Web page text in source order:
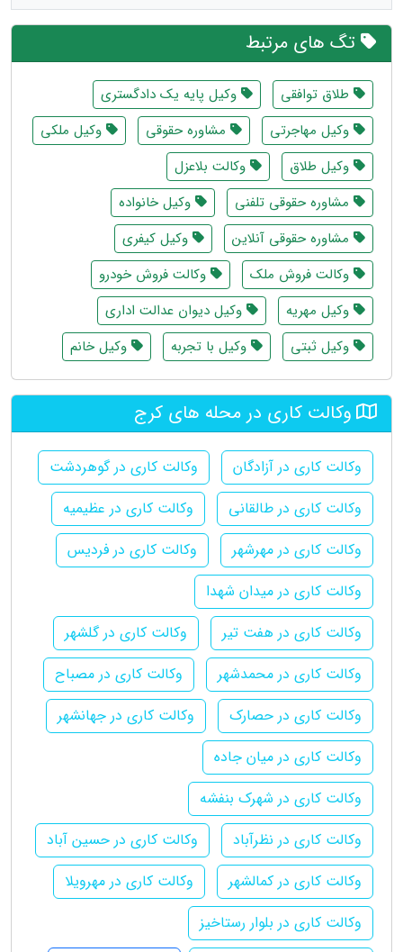
تگ های مرتبط
طلاق توافقی
وکیل پایه یک دادگستری
وکیل مهاجرتی
مشاوره حقوقی
وکیل ملکی
وکیل طلاق
وکالت بلاعزل
مشاوره حقوقی تلفنی
وکیل خانواده
مشاوره حقوقی آنلاین
وکیل کیفری
وکالت فروش ملک
وکالت فروش خودرو
وکیل مهریه
وکیل دیوان عدالت اداری
وکیل ثبتی
وکیل با تجربه وکیل خانم
وکالت کاری در محله های کرج
وکالت کاری در آزادگان
وکالت کاری در گوهردشت
وکالت کاری در طالقانی
وکالت کاری در عظیمیه
وکالت کاری در مهرشهر
وکالت کاری در فردیس
وکالت کاری در میدان شهدا
وکالت کاری در هفت تیر
وکالت کاری در گلشهر
وکالت کاری در محمدشهر
وکالت کاری در مصباح
وکالت کاری در حصارک
وکالت کاری در جهانشهر
وکالت کاری در میان جاده
وکالت کاری در شهرک بنفشه
وکالت کاری در نظرآباد
وکالت کاری در حسین آباد
وکالت کاری در کمالشهر
وکالت کاری در مهرویلا
وکالت کاری در بلوار رستاخیز